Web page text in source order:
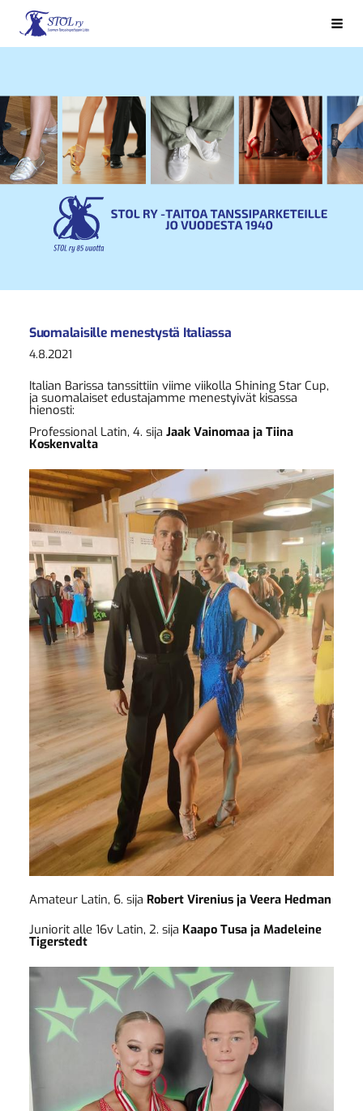
Siirry
sivun
sisältöön
Suomen Tanssinopettajain Liitto STOL ry
Suomalaisille menestystä Italiassa
4.8.2021
Italian Barissa tanssittiin viime viikolla Shining Star Cup,
ja suomalaiset edustajamme menestyivät kisassa
hienosti:
Professional Latin, 4. sija Jaak Vainomaa ja Tiina
Koskenvalta
Amateur Latin, 6. sija Robert Virenius ja Veera Hedman
Juniorit alle 16v Latin, 2. sija Kaapo Tusa ja Madeleine
Tigerstedt